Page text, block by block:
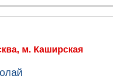
м. Каширская